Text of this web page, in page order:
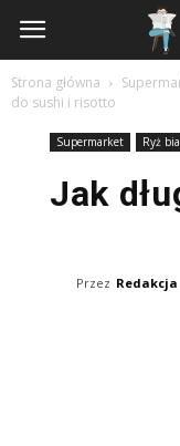
24gazeta.pl
Strona główna
do sushi i risotto
Supermarket Ryż
Jak
Przez Redakcja